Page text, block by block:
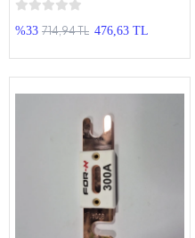
%33 714,94 TL 476,63 TL